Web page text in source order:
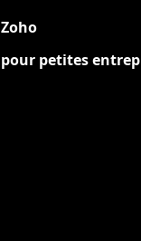
petites